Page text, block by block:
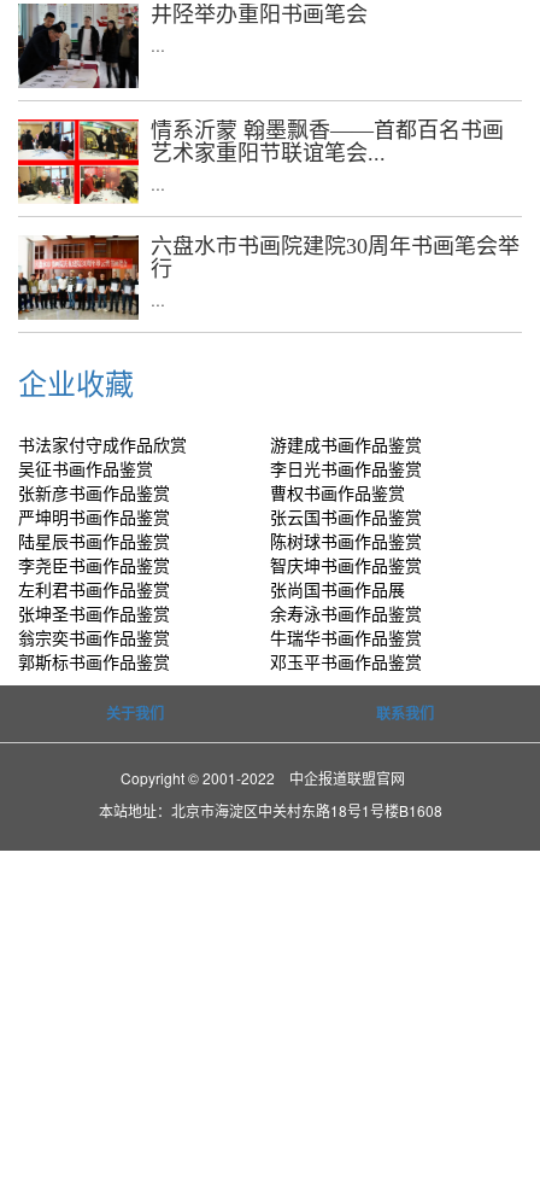
井陉举办重阳书画笔会
...
情系沂蒙 翰墨飘香——首都百名书画
艺术家重阳节联谊笔会...
...
六盘水市书画院建院30周年书画笔会举
行
...
企业收藏
书法家付守成作品欣赏
游建成书画作品鉴赏
吴征书画作品鉴赏
李日光书画作品鉴赏
张新彦书画作品鉴赏
曹权书画作品鉴赏
严坤明书画作品鉴赏
张云国书画作品鉴赏
陆星辰书画作品鉴赏
陈树球书画作品鉴赏
李尧臣书画作品鉴赏
智庆坤书画作品鉴赏
左利君书画作品鉴赏
张尚国书画作品展
张坤圣书画作品鉴赏
余寿泳书画作品鉴赏
翁宗奕书画作品鉴赏
牛瑞华书画作品鉴赏
郭斯标书画作品鉴赏
邓玉平书画作品鉴赏
关于我们 联系我们
Copyright © 2001-2022 中企报道联盟官网
本站地址：北京市海淀区中关村东路18号1号楼B1608